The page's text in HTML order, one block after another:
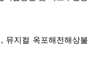
, 뮤지컬 옥포해전해상불